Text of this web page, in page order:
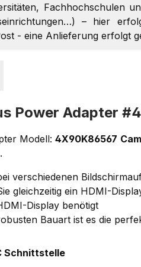
Fachhochschulen
– hier
- eine Anlieferung erfolgt
Power Adapter
Modell: 4X90K86567
verschiedenen
gleichzeitig ein HDMI-
Display benötigt
Bauart ist es die
Schnittstelle